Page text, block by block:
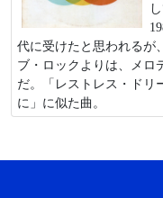
代に受けたと思われるが
ブ・ロックよりは、メロ
だ。「レストレス・ドリ
に」に似た曲。